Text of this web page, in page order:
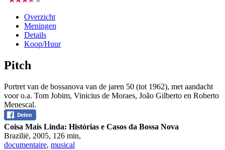
Overzicht
Meningen
Details
Koop/Huur
Pitch
Portret van de bossanova van de jaren 50 (tot 1962), met aandacht
voor o.a. Tom Jobim, Vinicius de Moraes, João Gilberto en Roberto
Menescal.
Coisa Mais Linda: Histórias e Casos da Bossa Nova
Brazilië, 2005, 126 min,
documentaire, musical